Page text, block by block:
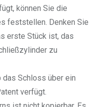
können Sie die
feststellen. Denken Sie
erste Stück ist, das
zu
das Schloss über ein
verfügt.